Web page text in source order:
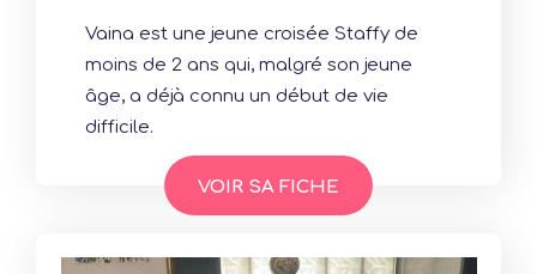
Vaina est une jeune croisée Staffy de
moins de 2 ans qui, malgré son jeune
âge, a déjà connu un début de vie
difficile.
VOIR SA FICHE